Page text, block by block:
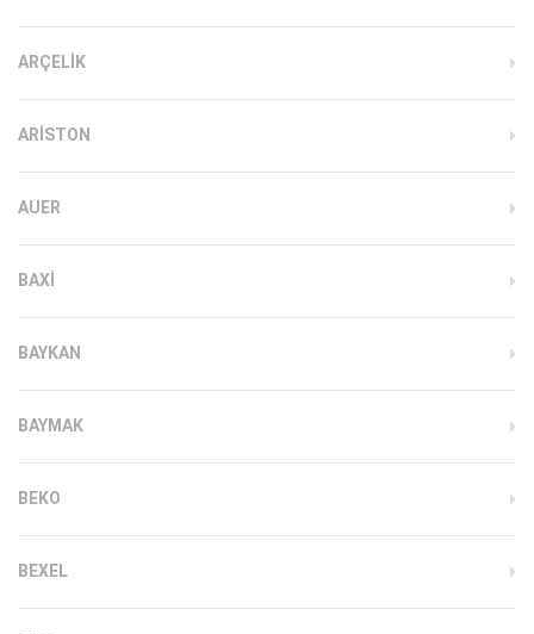
ARÇELIK
ARISTON
AUER
BAXI
BAYKAN
BAYMAK
BEKO
BEXEL